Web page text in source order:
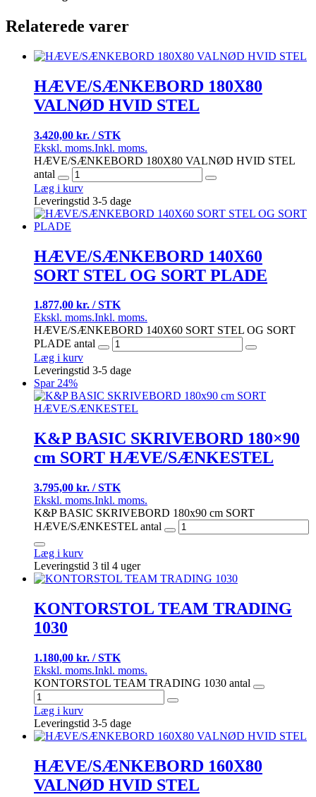
Relaterede varer
HÆVE/SÆNKEBORD 180X80
VALNØD HVID STEL
3.420,00 kr. / STK
Ekskl. moms.Inkl. moms.
HÆVE/SÆNKEBORD 180X80 VALNØD HVID STEL
antal
Læg i kurv
Leveringstid 3-5 dage
HÆVE/SÆNKEBORD 140X60
SORT STEL OG SORT PLADE
1.877,00 kr. / STK
Ekskl. moms.Inkl. moms.
HÆVE/SÆNKEBORD 140X60 SORT STEL OG SORT
PLADE antal
Læg i kurv
Leveringstid 3-5 dage
Spar 24%
K&P BASIC SKRIVEBORD 180×90
cm SORT HÆVE/SÆNKESTEL
3.795,00 kr. / STK
Ekskl. moms.Inkl. moms.
K&P BASIC SKRIVEBORD 180x90 cm SORT
HÆVE/SÆNKESTEL antal
Læg i kurv
Leveringstid 3 til 4 uger
KONTORSTOL TEAM TRADING
1030
1.180,00 kr. / STK
Ekskl. moms.Inkl. moms.
KONTORSTOL TEAM TRADING 1030 antal
Læg i kurv
Leveringstid 3-5 dage
HÆVE/SÆNKEBORD 160X80
VALNØD HVID STEL